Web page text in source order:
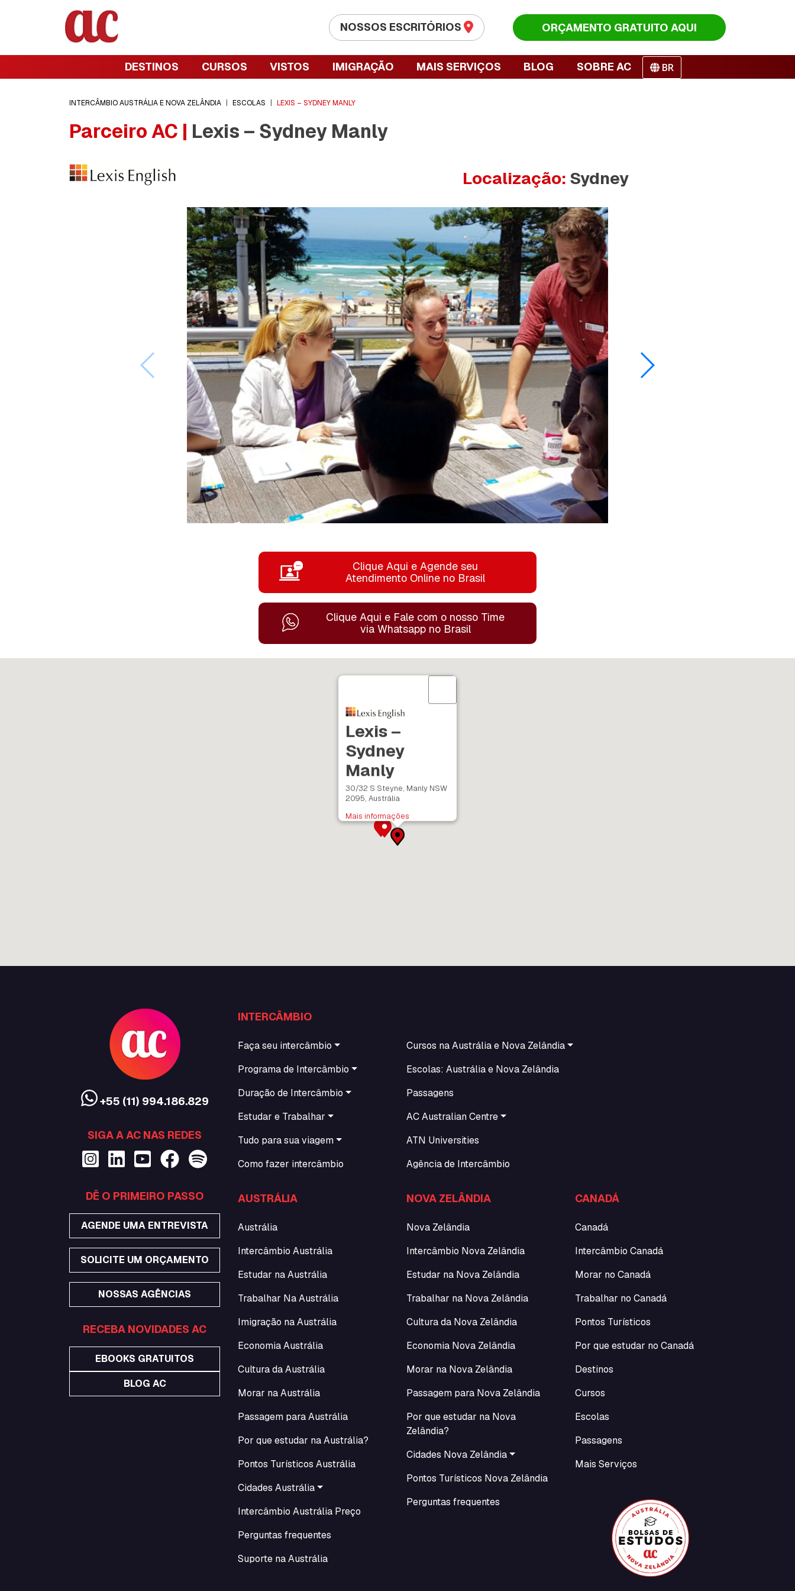
ORÇAMENTO GRATUITO AQUI
NOSSOS ESCRITÓRIOS
DESTINOS CURSOS VISTOS IMIGRAÇÃO MAIS SERVIÇOS BLOG SOBRE AC BR
INTERCÂMBIO AUSTRÁLIA E NOVA ZELÂNDIA ESCOLAS LEXIS – SYDNEY MANLY
Parceiro AC | Lexis – Sydney Manly
Localização: Sydney
Clique Aqui e Agende seu
Atendimento Online no Brasil
Clique Aqui e Fale com o nosso Time
via Whatsapp no Brasil
Lexis –
Sydney
Manly
30/32 S Steyne, Manly NSW
2095, Austrália
Mais informações
+55 (11) 994.186.829
SIGA A AC NAS REDES
DÊ O PRIMEIRO PASSO
AGENDE UMA ENTREVISTA
SOLICITE UM ORÇAMENTO
NOSSAS AGÊNCIAS
RECEBA NOVIDADES AC
EBOOKS GRATUITOS
BLOG AC
INTERCÂMBIO
Faça seu intercâmbio
Programa de Intercâmbio
Duração de Intercâmbio
Estudar e Trabalhar
Tudo para sua viagem
Como fazer intercâmbio
Cursos na Austrália e Nova Zelândia
Escolas: Austrália e Nova Zelândia
Passagens
AC Australian Centre
ATN Universities
Agência de Intercâmbio
AUSTRÁLIA
Austrália
Intercâmbio Austrália
Estudar na Austrália
Trabalhar Na Austrália
Imigração na Austrália
Economia Austrália
Cultura da Austrália
Morar na Austrália
Passagem para Austrália
Por que estudar na Austrália?
Pontos Turísticos Austrália
Cidades Austrália
Intercâmbio Austrália Preço
Perguntas frequentes
Suporte na Austrália
NOVA ZELÂNDIA
Nova Zelândia
Intercâmbio Nova Zelândia
Estudar na Nova Zelândia
Trabalhar na Nova Zelândia
Cultura da Nova Zelândia
Economia Nova Zelândia
Morar na Nova Zelândia
Passagem para Nova Zelândia
Por que estudar na Nova
Zelândia?
Cidades Nova Zelândia
Pontos Turísticos Nova Zelândia
Perguntas frequentes
CANADÁ
Canadá
Intercâmbio Canadá
Morar no Canadá
Trabalhar no Canadá
Pontos Turísticos
Por que estudar no Canadá
Destinos
Cursos
Escolas
Passagens
Mais Serviços